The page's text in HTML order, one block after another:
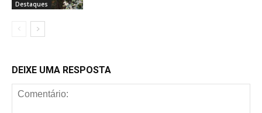
Destaques
DEIXE UMA RESPOSTA